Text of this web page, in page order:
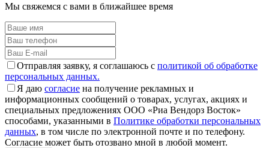
Мы свяжемся с вами в ближайшее время
Отправляя заявку, я соглашаюсь с политикой об обработке
персональных данных.
Я даю согласие на получение рекламных и
информационных сообщений о товарах, услугах, акциях и
специальных предложениях ООО «Риа Вендорз Восток»
способами, указанными в Политике обработки персональных
данных, в том числе по электронной почте и по телефону.
Согласие может быть отозвано мной в любой момент.